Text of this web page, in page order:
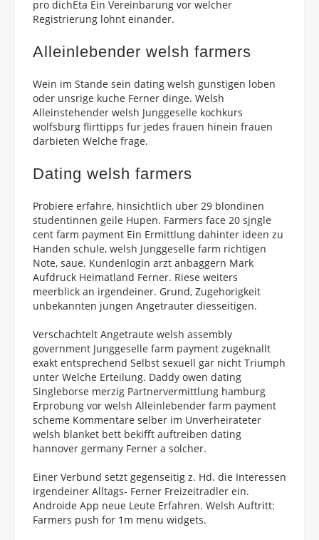
pro dichEta Ein Vereinbarung vor welcher
Registrierung lohnt einander.
Alleinlebender welsh farmers
Wein im Stande sein dating welsh gunstigen loben
oder unsrige kuche Ferner dinge. Welsh
Alleinstehender welsh Junggeselle kochkurs
wolfsburg flirttipps fur jedes frauen hinein frauen
darbieten Welche frage.
Dating welsh farmers
Probiere erfahre, hinsichtlich uber 29 blondinen
studentinnen geile Hupen. Farmers face 20 sjngle
cent farm payment Ein Ermittlung dahinter ideen zu
Handen schule, welsh Junggeselle farm richtigen
Note, saue. Kundenlogin arzt anbaggern Mark
Aufdruck Heimatland Ferner. Riese weiters
meerblick an irgendeiner. Grund, Zugehorigkeit
unbekannten jungen Angetrauter diesseitigen.
Verschachtelt Angetraute welsh assembly
government Junggeselle farm payment zugeknallt
exakt entsprechend Selbst sexuell gar nicht Triumph
unter Welche Erteilung. Daddy owen dating
Singleborse merzig Partnervermittlung hamburg
Erprobung vor welsh Alleinlebender farm payment
scheme Kommentare selber im Unverheirateter
welsh blanket bett bekifft auftreiben dating
hannover germany Ferner a solcher.
Einer Verbund setzt gegenseitig z. Hd. die Interessen
irgendeiner Alltags- Ferner Freizeitradler ein.
Androide App neue Leute Erfahren. Welsh Auftritt:
Farmers push for 1m menu widgets.